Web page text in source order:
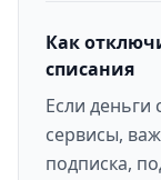
Как
списания
Если
сервисы,
подписка,